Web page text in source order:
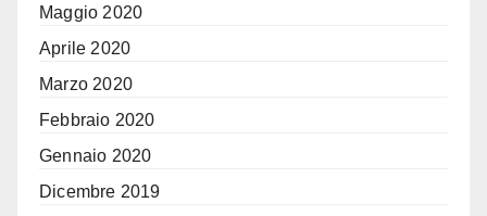
Maggio 2020
Aprile 2020
Marzo 2020
Febbraio 2020
Gennaio 2020
Dicembre 2019